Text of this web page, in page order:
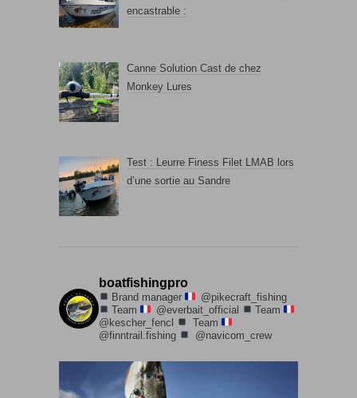
encastrable :
Canne Solution Cast de chez
Monkey Lures
Test : Leurre Finess Filet LMAB lors
d’une sortie au Sandre
boatfishingpro
Brand manager
@pikecraft_fishing
Team
@everbait_official
Team
@kescher_fencl
Team
@finntrail.fishing
@navicom_crew